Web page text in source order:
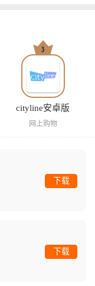
cityline安卓版
网上购物
下载
下载